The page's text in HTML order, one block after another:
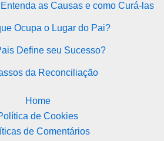
as Causas e como Curá-las
Ocupa o Lugar do Pai?
Define seu Sucesso?
da Reconciliação
Home
de Cookies
de Comentários